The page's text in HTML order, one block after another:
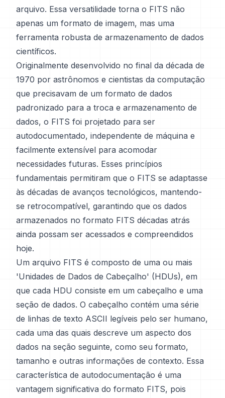
arquivo. Essa versatilidade torna o FITS não
apenas um formato de imagem, mas uma
ferramenta robusta de armazenamento de dados
científicos.
Originalmente desenvolvido no final da década de
1970 por astrônomos e cientistas da computação
que precisavam de um formato de dados
padronizado para a troca e armazenamento de
dados, o FITS foi projetado para ser
autodocumentado, independente de máquina e
facilmente extensível para acomodar
necessidades futuras. Esses princípios
fundamentais permitiram que o FITS se adaptasse
às décadas de avanços tecnológicos, mantendo-
se retrocompatível, garantindo que os dados
armazenados no formato FITS décadas atrás
ainda possam ser acessados e compreendidos
hoje.
Um arquivo FITS é composto de uma ou mais
'Unidades de Dados de Cabeçalho' (HDUs), em
que cada HDU consiste em um cabeçalho e uma
seção de dados. O cabeçalho contém uma série
de linhas de texto ASCII legíveis pelo ser humano,
cada uma das quais descreve um aspecto dos
dados na seção seguinte, como seu formato,
tamanho e outras informações de contexto. Essa
característica de autodocumentação é uma
vantagem significativa do formato FITS, pois